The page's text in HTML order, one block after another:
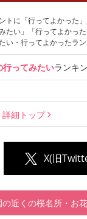
トに「行ってよかった
たい」「行ってよかっ
い・行ってよかったラ
行ってみたいランキ
詳細 トップ
X(旧
近くの桜名所・お